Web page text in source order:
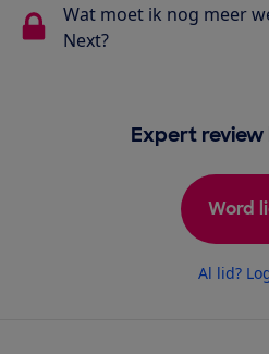
Wat moet ik nog meer
Next?
Expert review
Word
Al lid?